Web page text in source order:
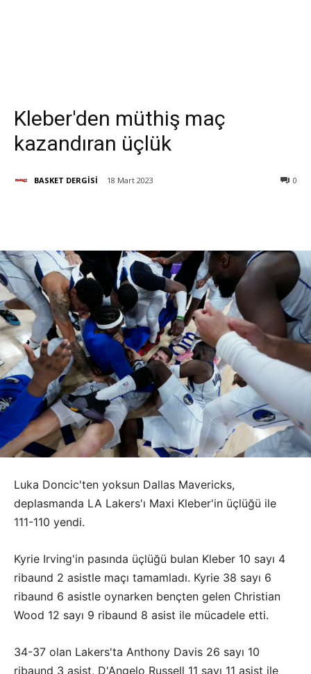
Kleber'den müthiş maç
kazandıran üçlük
BASKET DERGİSİ 18 Mart 2023 0
Luka Doncic'ten yoksun Dallas Mavericks,
deplasmanda LA Lakers'ı Maxi Kleber'in üçlüğü ile
111-110 yendi.
Kyrie Irving'in pasında üçlüğü bulan Kleber 10 sayı 4
ribaund 2 asistle maçı tamamladı. Kyrie 38 sayı 6
ribaund 6 asistle oynarken bençten gelen Christian
Wood 12 sayı 9 ribaund 8 asist ile mücadele etti.
34-37 olan Lakers'ta Anthony Davis 26 sayı 10
ribaund 3 asist, D'Angelo Russell 11 sayı 11 asist ile